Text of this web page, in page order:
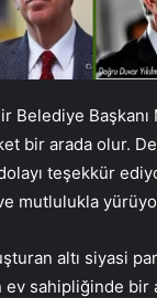
Belediye Başkanı
bir arada olur.
teşekkür
mutlulukla
altı siyasi
ev sahipliğinde bir